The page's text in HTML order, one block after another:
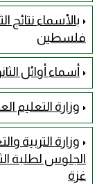
فلسطين
أسماء أوائل الثانوية
وزارة التعليم
وزارة التربية
غزة